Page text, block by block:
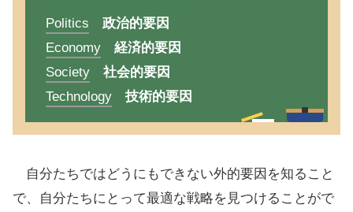
Politics
政治的要因
Economy
経済的要因
Society
社会的要因
Technology
技術的要因
自分たちではどうにもできない外的要因を知ること
で、自分たちにとって最適な戦略を見つけることがで